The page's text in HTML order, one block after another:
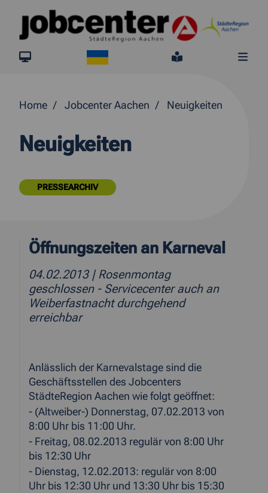
Springe direkt zum Inhalt
jobcenter.digital
Leichte
Home Jobcenter Aachen Neuigkeiten
Neuigkeiten
PRESSEARCHIV
Öffnungszeiten an Karneval
04.02.2013 | Rosenmontag
geschlossen - Servicecenter auch an
Weiberfastnacht durchgehend
erreichbar
Anlässlich der Karnevalstage sind die
Geschäftsstellen des Jobcenters
StädteRegion Aachen wie folgt geöffnet:
- (Altweiber-) Donnerstag, 07.02.2013 von
8:00 Uhr bis 11:00 Uhr.
- Freitag, 08.02.2013 regulär von 8:00 Uhr
bis 12:30 Uhr
- Dienstag, 12.02.2013: regulär von 8:00
Uhr bis 12:30 Uhr und 13:30 Uhr bis 15:30